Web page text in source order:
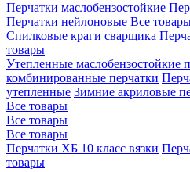
Перчатки маслобензостойкие
Перчатки нейлоновые Все
Спилковые краги сварщика
товары
Утепленные маслобензостойкие
комбинированные перчатки
утепленные Зимние акриловые
Все товары
Все товары
Все товары
Перчатки ХБ 10 класс вязки
товары